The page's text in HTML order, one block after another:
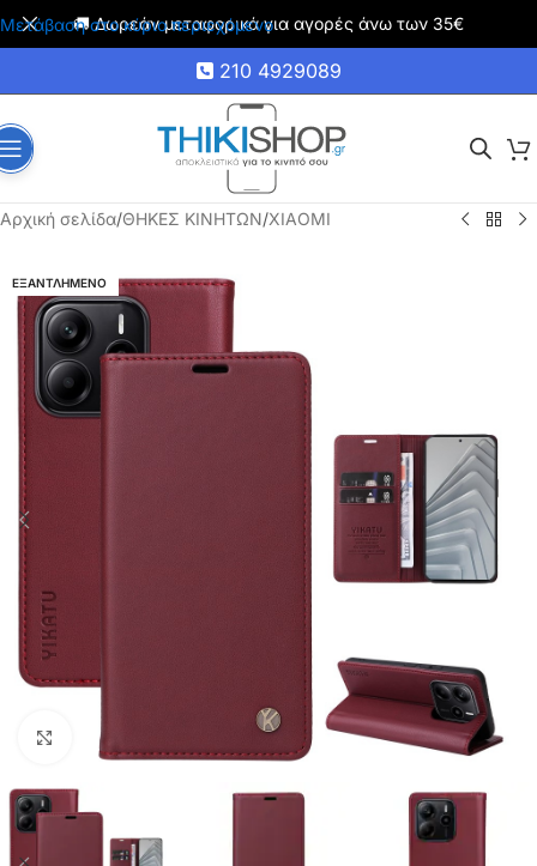
Μετάβαση στο κύριο περιεχόμενο
🚚 Δωρεάν μεταφορικά για αγορές άνω των 35€
210 4929089
Αρχική σελίδα/ΘΗΚΕΣ ΚΙΝΗΤΩΝ/XIAOMI
ΕΞΑΝΤΛΗΜΕΝΟ
Click to enlarge